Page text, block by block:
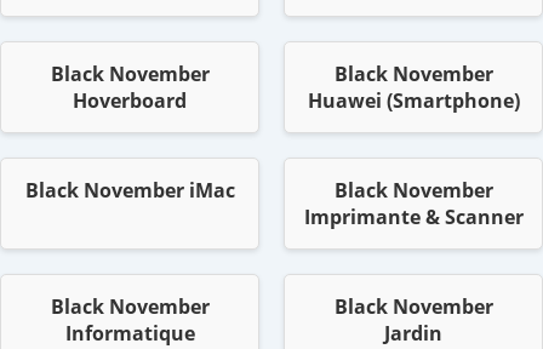
Black November
Hoverboard
Black November
Huawei (Smartphone)
Black November iMac
Black November
Imprimante & Scanner
Black November
Informatique
Black November
Jardin